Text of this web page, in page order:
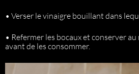
• Verser le vinaigre bouillant dans
• Refermer les bocaux et conserver
avant de les consommer.